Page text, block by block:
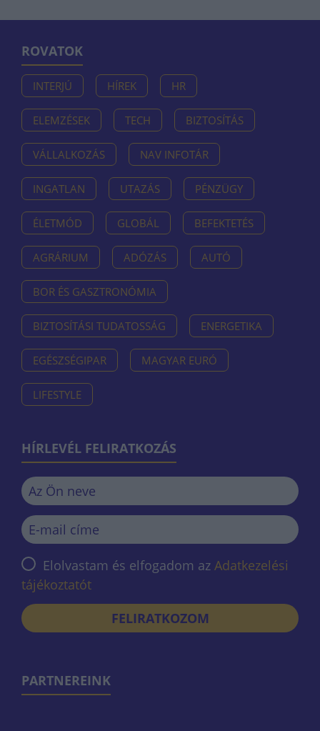
ROVATOK
INTERJÚ HÍREK HR
ELEMZÉSEK TECH BIZTOSÍTÁS
VÁLLALKOZÁS NAV INFOTÁR
INGATLAN UTAZÁS PÉNZÜGY
ÉLETMÓD GLOBÁL BEFEKTETÉS
AGRÁRIUM ADÓZÁS AUTÓ
BOR ÉS GASZTRONÓMIA
BIZTOSÍTÁSI TUDATOSSÁG ENERGETIKA
EGÉSZSÉGIPAR MAGYAR EURÓ
LIFESTYLE
HÍRLEVÉL FELIRATKOZÁS
Elolvastam és elfogadom az Adatkezelési
tájékoztatót
FELIRATKOZOM
PARTNEREINK